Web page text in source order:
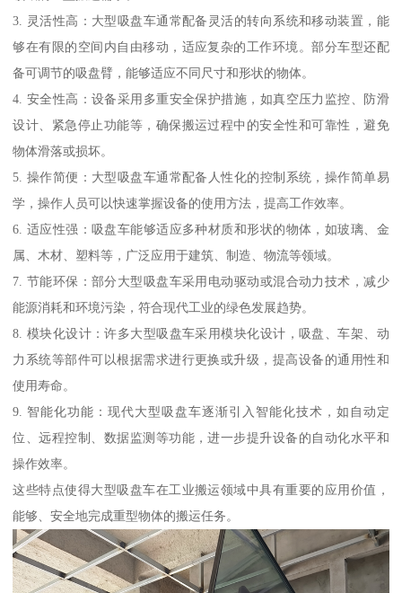
3. 灵活性高：大型吸盘车通常配备灵活的转向系统和移动装置，能
够在有限的空间内自由移动，适应复杂的工作环境。部分车型还配
备可调节的吸盘臂，能够适应不同尺寸和形状的物体。
4. 安全性高：设备采用多重安全保护措施，如真空压力监控、防滑
设计、紧急停止功能等，确保搬运过程中的安全性和可靠性，避免
物体滑落或损坏。
5. 操作简便：大型吸盘车通常配备人性化的控制系统，操作简单易
学，操作人员可以快速掌握设备的使用方法，提高工作效率。
6. 适应性强：吸盘车能够适应多种材质和形状的物体，如玻璃、金
属、木材、塑料等，广泛应用于建筑、制造、物流等领域。
7. 节能环保：部分大型吸盘车采用电动驱动或混合动力技术，减少
能源消耗和环境污染，符合现代工业的绿色发展趋势。
8. 模块化设计：许多大型吸盘车采用模块化设计，吸盘、车架、动
力系统等部件可以根据需求进行更换或升级，提高设备的通用性和
使用寿命。
9. 智能化功能：现代大型吸盘车逐渐引入智能化技术，如自动定
位、远程控制、数据监测等功能，进一步提升设备的自动化水平和
操作效率。
这些特点使得大型吸盘车在工业搬运领域中具有重要的应用价值，
能够、安全地完成重型物体的搬运任务。